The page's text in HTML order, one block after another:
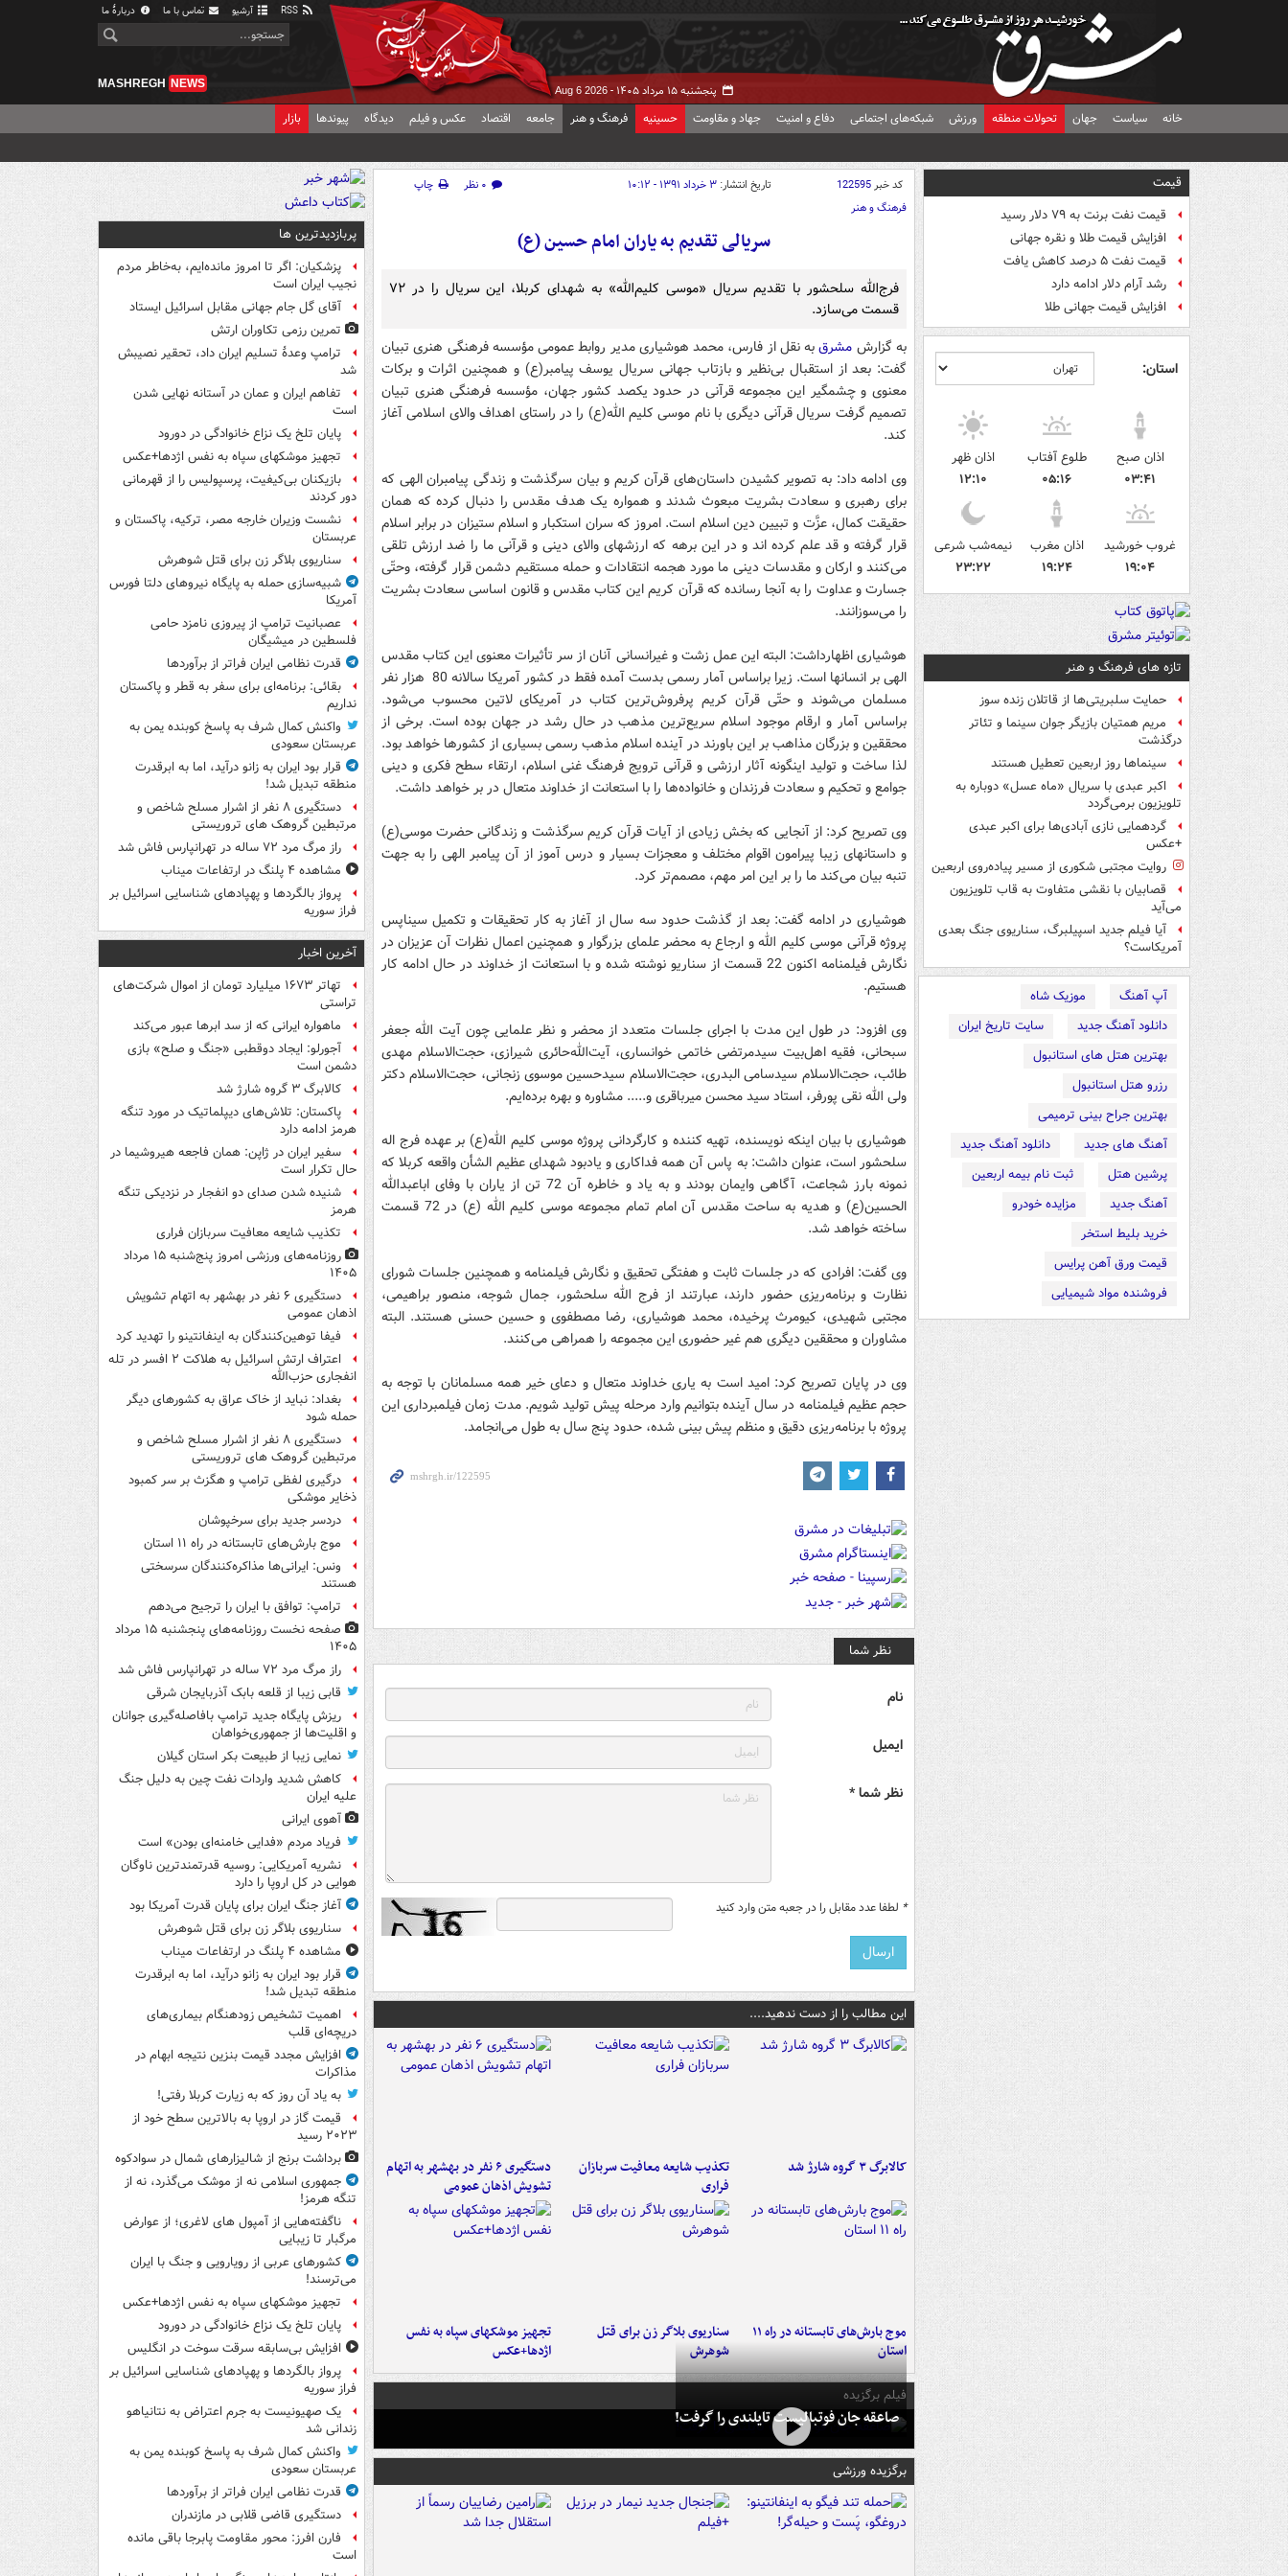
آرشیو تماس با ما دربارهٔ ما
پنجشنبه ۱۵ مرداد ۱۴۰۵ - Aug 6 2026
MASHREGH NEWS
خانه سیاست جهان تحولات منطقه ورزش شبکه‌های اجتماعی دفاع و امنیت جهاد و مقاومت حسینیه فرهنگ و هنر جامعه اقتصاد عکس و فیلم دیدگاه پیوندها بازار
قیمت
قیمت نفت برنت به ۷۹ دلار رسید
افزایش قیمت طلا و نقره جهانی
قیمت نفت ۵ درصد کاهش یافت
رشد آرام دلار ادامه دارد
افزایش قیمت جهانی طلا
استان:
اذان صبح
۰۳:۴۱
طلوع آفتاب
۰۵:۱۶
اذان ظهر
۱۲:۱۰
غروب خورشید
۱۹:۰۴
اذان مغرب
۱۹:۲۴
نیمه‌شب شرعی
۲۳:۲۲
تازه های فرهنگ و هنر
حمایت سلبریتی‌ها از قاتلان زنده سوز
مریم همتیان بازیگر جوان سینما و تئاتر
درگذشت
سینماها روز اربعین تعطیل هستند
اکبر عبدی با سریال «ماه عسل» دوباره به
تلویزیون برمی‌گردد
گردهمایی نازی آبادی‌ها برای اکبر عبدی
+عکس
روایت مجتبی شکوری از مسیر پیاده‌روی اربعین
قصابیان با نقشی متفاوت به قاب تلویزیون
می‌آید
آیا فیلم جدید اسپیلبرگ، سناریوی جنگ بعدی
آمریکاست؟
آپ آهنگ
موزیک شاه
دانلود آهنگ جدید
سایت تاریخ ایران
بهترین هتل های استانبول
رزرو هتل استانبول
بهترین جراح بینی ترمیمی
آهنگ های جدید
دانلود آهنگ جدید
پرشین هتل
ثبت نام بیمه اربعین
آهنگ جدید
مزایده خودرو
خرید بلیط استخر
قیمت ورق آهن پرایس
فروشنده مواد شیمیایی
کد خبر122595 تاریخ انتشار: ۳ خرداد ۱۳۹۱ - ۱۰:۱۲ ۰ نظر
چاپ
فرهنگ و هنر
سریالی تقدیم به یاران امام حسین (ع)
فرج‌الله سلحشور با تقدیم سریال «موسی کلیم‌الله» به شهدای کربلا، این سریال را در ۷۲
قسمت می‌سازد.
به گزارش مشرقبه نقل از فارس، محمد هوشیاری ‌مدیر ‌‌روابط‌ عمومی‌ مؤسسه‌ فرهنگی ‌هنری ‌تبیان‌
گفت: بعد از استقبال بی‌نظیر و بازتاب جهانی سریال یوسف پیامبر(ع) و همچنین اثرات و برکات
معنوی و چشمگیر این مجموعه قرآنی در حدود یکصد کشور جهان، مؤسسه فرهنگی هنری تبیان
تصمیم گرفت سریال قرآنی دیگری با نام موسی کلیم الله(ع) را در راستای اهداف والای اسلامی آغاز
کند.
وی‌ ادامه داد: به تصویر کشیدن داستان‌های قرآن کریم و بیان سرگذشت و زندگی پیامبران الهی که
برای رهبری و سعادت بشریت مبعوث شدند و همواره یک هدف مقدس را دنبال کرده که همان
حقیقت کمال، عزَّت و تبیین دین اسلام است. امروز که سران استکبار و اسلام ستیزان در برابر اسلام
قرار گرفته و قد علم کرده اند و در این برهه که ارزشهای والای دینی و قرآنی ما را ضد ارزش تلقی
می‌کنند و ارکان و مقدسات دینی ما مورد هجمه انتقادات و حمله مستقیم دشمن قرار گرفته، وحتّی
جسارت و عداوت را به آنجا رسانده که قرآن کریم این کتاب مقدس و قانون اساسی سعادت بشریت
را می‌سوزانند.
هوشیاری اظهار‌داشت: البته این عمل زشت و غیرانسانی آنان از سر تأثیرات معنوی این کتاب مقدس
الهی بر انسانها است. زیرا براساس آمار رسمی بدست آمده فقط در کشور آمریکا سالانه 80 هزار نفر
مسلمان می‌شوند و حتّی قرآن کریم پرفروش‌ترین کتاب در آمریکای لاتین محسوب می‌شود.
براساس آمار و ارقام موجود اسلام سریع‌ترین مذهب در حال رشد در جهان بوده است. برخی از
محققین و بزرگان مذاهب بر این باورند در آینده اسلام مذهب رسمی بسیاری از کشورها خواهد بود.
لذا ساخت و تولید اینگونه آثار ارزشی و قرآنی ترویج فرهنگ غنی اسلام، ارتقاء سطح فکری و دینی
جوامع و تحکیم و سعادت فرزندان و خانواده‌ها را با استعانت از خداوند متعال در بر خواهد داشت.
وی تصریح کرد: از آنجایی که بخش زیادی از آیات قرآن کریم سرگذشت و زندگانی حضرت موسی(ع)
و داستانهای زیبا پیرامون اقوام مختلف و معجزات بسیار و درس آموز از آن پیامبر الهی را به جهت
تنبه بیان می‌کند ما را بر این امر مهم، مصمم‌تر کرد.
هوشیاری در ‌ادامه گفت: بعد از گذشت حدود سه سال از آغاز به کار تحقیقات و تکمیل سیناپس
پروژه‌ قرآنی موسی کلیم الله و ارجاع به محضر علمای بزرگوار و همچنین اعمال نظرات آن عزیزان در
نگارش فیلمنامه اکنون 22 قسمت از سناریو نوشته شده و با استعانت از خداوند در حال ادامه کار
هستیم.
وی افزود: در طول این مدت با اجرای جلسات متعدد از محضر و نظر علمایی چون آیت الله ‌‌‌‌‌‌‌‌‌‌‌‌‌‌‌‌‌‌‌جعفر
سبحانی، فقیه‌ اهل‌بیت‌ سیدمرتضی خاتمی خوانساری، آیت‌الله‌حائری شیرازی، حجت‌الاسلام مهدی
طائب، حجت‌الاسلام سیدسامی البدری، حجت‌الاسلام سید‌حسین موسوی زنجانی، حجت‌الاسلام دکتر
ولی الله نقی پورفر، استاد سید محسن میرباقری و..... مشاوره و بهره برده‌ایم.
هوشیاری با بیان اینکه نویسنده، تهیه کننده و کارگردانی پروژه موسی کلیم الله(ع) بر عهده فرج اله
سلحشور است، عنوان داشت: به پاس آن همه فداکاری و یادبود شهدای عظیم الشأن واقعه کربلا که
نمونه بارز شجاعت، آگاهی وایمان بودند و به یاد و خاطره آن 72 تن از یاران با وفای اباعبدالله
الحسین(ع) و هدیه به ساحت مقدس آن امام تمام مجموعه موسی کلیم الله (ع) در 72 قسمت
ساخته خواهد شد.
وی گفت: افرادی که در جلسات ثابت و هفتگی تحقیق و نگارش فیلمنامه و همچنین جلسات شورای
نظارت و برنامه‌ریزی حضور دارند، عبارتند از فرج الله سلحشور، جمال شوجه، منصور براهیمی،
مجتبی شهیدی، کیومرث پرخیده، محمد هوشیاری، رضا مصطفوی و حسین حسنی هستند. البته
مشاوران و محققین دیگری هم غیر حضوری این مجموعه را همراهی می‌کنند.
وی در پایان تصریح کرد: امید است به یاری خداوند متعال و دعای خیر همه‌ مسلمانان با توجه به
حجم عظیم فیلمنامه در سال آینده بتوانیم وارد مرحله پیش تولید شویم. مدت زمان فیلمبرداری این
پروژه با برنامه‌ریزی دقیق و منظم پیش بینی شده، حدود پنج سال به طول می‌انجامد.
نظر شما
نام
ایمیل
نظر شما *
* لطفا عدد مقابل را در جعبه متن وارد کنید
این مطالب را از دست ندهید....
کالابرگ ۳ گروه شارژ شد
تکذیب شایعه معافیت سربازان
فراری
دستگیری ۶ نفر در بهشهر به اتهام
تشویش اذهان عمومی
موج بارش‌های تابستانه در راه ۱۱
استان
سناریوی بلاگر زن برای قتل
شوهرش
تجهیز موشکهای سپاه به نفس
اژدها+عکس
فیلم برگزیده
صاعقه جان فوتبالیست تایلندی را گرفت!
برگزیده ورزشی
پربازدیدترین ها
پزشکیان: اگر تا امروز مانده‌ایم، به‌خاطر مردم
نجیب ایران است
آقای گل جام جهانی مقابل اسرائیل ایستاد
تمرین رزمی تکاوران ارتش
ترامپ وعدۀ تسلیم ایران داد، تحقیر نصیبش
شد
تفاهم ایران و عمان در آستانه نهایی شدن
است
پایان تلخ یک نزاع خانوادگی در دورود
تجهیز موشکهای سپاه به نفس اژدها+عکس
بازیکنان بی‌کیفیت، پرسپولیس را از قهرمانی
دور کردند
نشست وزیران خارجه مصر، ترکیه، پاکستان و
عربستان
سناریوی بلاگر زن برای قتل شوهرش
شبیه‌سازی حمله به پایگاه نیروهای دلتا فورس
آمریکا
عصبانیت ترامپ از پیروزی نامزد حامی
فلسطین در میشیگان
قدرت نظامی ایران فراتر از برآوردها
بقائی: برنامه‌ای برای سفر به قطر و پاکستان
نداریم
واکنش کمال شرف به پاسخ کوبنده یمن به
عربستان سعودی
قرار بود ایران به زانو درآید، اما به ابرقدرت
منطقه تبدیل شد!
دستگیری ۸ نفر از اشرار مسلح شاخص و
مرتبطین گروهک های تروریستی
راز مرگ مرد ۷۲ ساله در تهرانپارس فاش شد
مشاهده ۴ پلنگ در ارتفاعات میناب
پرواز بالگردها و پهپادهای شناسایی اسرائیل بر
فراز سوریه
آخرین اخبار
تهاتر ۱۶۷۳ میلیارد تومان از اموال شرکت‌های
تراستی
ماهواره ایرانی که از سد ابرها عبور می‌کند
آجورلو: ایجاد دوقطبی «جنگ و صلح‌» بازی
دشمن است
کالابرگ ۳ گروه شارژ شد
پاکستان: تلاش‌های دیپلماتیک در مورد تنگه
هرمز ادامه دارد
سفیر ایران در ژاپن: همان فاجعه هیروشیما در
حال تکرار است
شنیده شدن صدای دو انفجار در نزدیکی تنگه
هرمز
تکذیب شایعه معافیت سربازان فراری
روزنامه‌های ورزشی امروز پنج‌شنبه ۱۵ مرداد
۱۴۰۵
دستگیری ۶ نفر در بهشهر به اتهام تشویش
اذهان عمومی
فیفا توهین‌کنندگان به اینفانتینو را تهدید کرد
اعتراف ارتش اسرائیل به هلاکت ۲ افسر در تله
انفجاری حزب‌الله
بغداد: نباید از خاک عراق به کشورهای دیگر
حمله شود
دستگیری ۸ نفر از اشرار مسلح شاخص و
مرتبطین گروهک های تروریستی
درگیری لفظی ترامپ و هگزث بر سر کمبود
ذخایر موشکی
دردسر جدید برای سرخپوشان
موج بارش‌های تابستانه در راه ۱۱ استان
ونس: ایرانی‌ها مذاکره‌کنندگان سرسختی
هستند
ترامپ: توافق با ایران را ترجیح می‌دهم
صفحه نخست روزنامه‌های پنجشنبه ۱۵ مرداد
۱۴۰۵
راز مرگ مرد ۷۲ ساله در تهرانپارس فاش شد
قابی زیبا از قلعه بابک آذربایجان شرقی
ریزش پایگاه جدید ترامپ بافاصله‌گیری جوانان
و اقلیت‌ها از جمهوری‌خواهان
نمایی زیبا از طبیعت بکر استان گیلان
کاهش شدید واردات نفت چین به دلیل جنگ
علیه ایران
آهوی ایرانی
فریاد مردم «فدایی خامنه‌ای بودن» است
نشریه آمریکایی: روسیه قدرتمندترین ناوگان
هوایی در کل اروپا را دارد
آغاز جنگ ایران برای پایان قدرت آمریکا بود
سناریوی بلاگر زن برای قتل شوهرش
مشاهده ۴ پلنگ در ارتفاعات میناب
قرار بود ایران به زانو درآید، اما به ابرقدرت
منطقه تبدیل شد!
اهمیت تشخیص زودهنگام بیماری‌های
دریچه‌ای قلب
افزایش مجدد قیمت بنزین نتیجه ابهام در
مذاکرات
به یاد آن روز که به زیارت کربلا رفتی!
قیمت گاز در اروپا به بالاترین سطح خود از
۲۰۲۳ رسید
برداشت برنج از شالیزارهای شمال در سوادکوه
جمهوری اسلامی نه از موشک می‌گذرد، نه از
تنگه هرمز!
ناگفته‌هایی از آمپول های لاغری؛ از عوارض
مرگبار تا زیبایی
کشورهای عربی از رویارویی و جنگ با ایران
می‌ترسند!
تجهیز موشکهای سپاه به نفس اژدها+عکس
پایان تلخ یک نزاع خانوادگی در دورود
افزایش بی‌سابقه سرقت سوخت در انگلیس
پرواز بالگردها و پهپادهای شناسایی اسرائیل بر
فراز سوریه
یک صهیونیست به جرم اعتراض به نتانیاهو
زندانی شد
واکنش کمال شرف به پاسخ کوبنده یمن به
عربستان سعودی
قدرت نظامی ایران فراتر از برآوردها
دستگیری قاضی قلابی در مازندران
فارن افرز: محور مقاومت پابرجا باقی مانده
است